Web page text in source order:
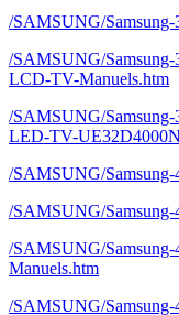
/SAMSUNG/
/SAMSUNG/
LCD-TV-Manuels.htm
/SAMSUNG/
LED-TV-
/SAMSUNG/
/SAMSUNG/Samsung-
/SAMSUNG/
Manuels.htm
/SAMSUNG/